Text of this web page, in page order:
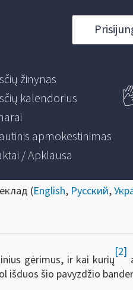
žinynas
kalendorius
apmokestinimas
/ Apklausa
(English, Русский,
gėrimus, ir kai kurių
[2]
išduos šio pavyzdžio